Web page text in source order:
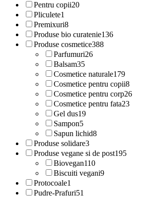
Pentru copii20
Pliculete1
Premixuri8
Produse bio curatenie136
Produse cosmetice388
Parfumuri26
Balsam35
Cosmetice naturale179
Cosmetice pentru copii8
Cosmetice pentru corp26
Cosmetice pentru fata23
Gel dus19
Sampon5
Sapun lichid8
Produse solidare3
Produse vegane si de post195
Biovegan110
Biscuiti vegani9
Protocoale1
Pudre-Prafuri51